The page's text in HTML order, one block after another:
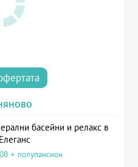
басейни и релакс в
+ полупансион